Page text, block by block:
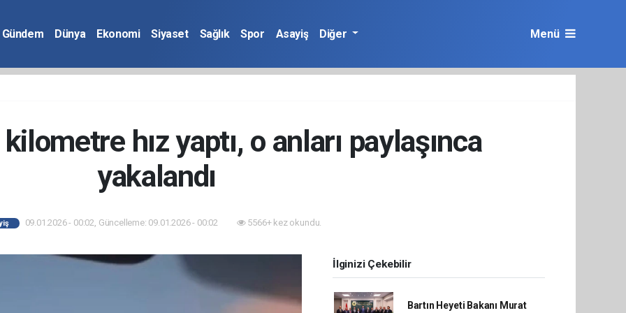
Gündem Dünya Ekonomi Siyaset Sağlık Spor Asayiş Diğer Menü
hız yaptı, o anları paylaşınca
yakalandı
09.01.2026 - 00:02, Güncelleme: 09.01.2026 - 00:02 5566+ kez okundu.
İlginizi Çekebilir
Bartın Heyeti Bakanı Murat